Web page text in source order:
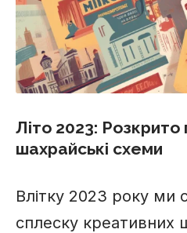
Літо 2023: Розкрито
шахрайські схеми
Влітку 2023 року ми
сплеску креативних